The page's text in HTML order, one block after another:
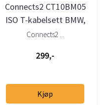
Connects2 CT10BM05
ISO T-kabelsett BMW,
Mini (2009–>)
Connects2 ...
299,-
Kjøp